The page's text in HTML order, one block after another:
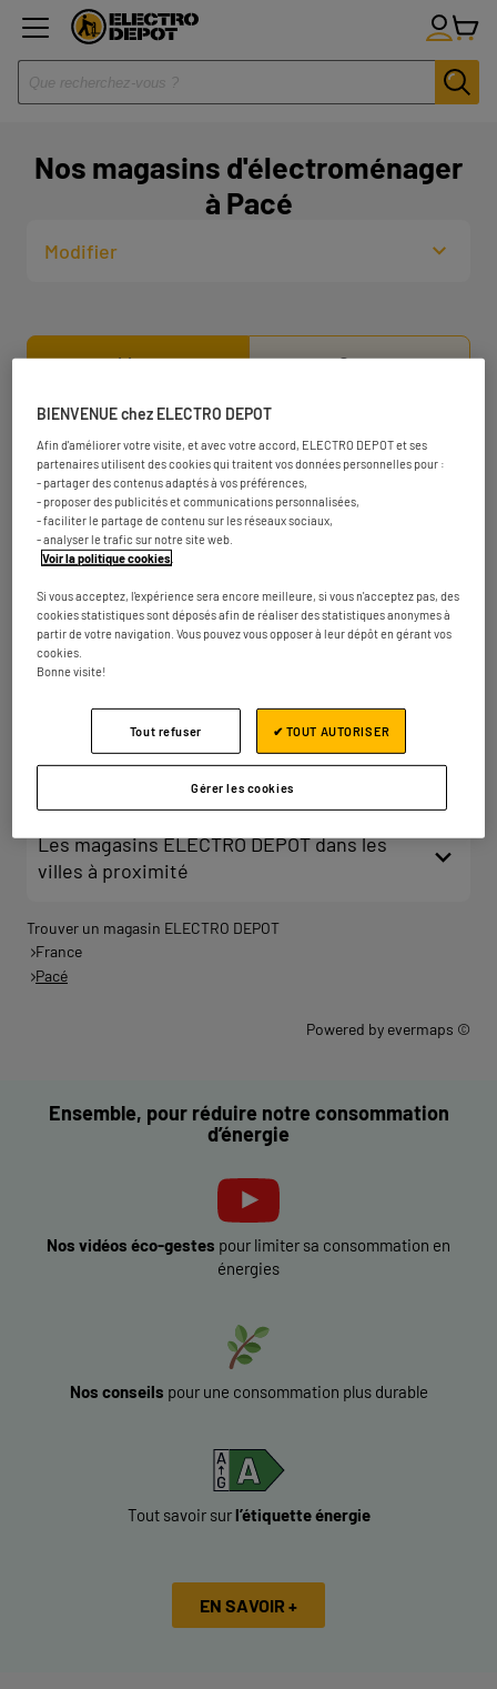
Nos magasins d'électroménager
à Pacé
Modifier
Liste Carte
1
6.7 km
ELECTRO DEPOT RENNES
ZAC de l'Auge de Pierre
35000 Rennes
Ouvert 09:30 - 19:30
Numéro
2 ELECTRO DEPOT DINARD
Numéro Plus d'infos
Les magasins ELECTRO DEPOT dans les
villes à proximité
Trouver un magasin ELECTRO DEPOT
France
Pacé
Powered by evermaps ©
Ensemble, pour réduire notre consommation
d’énergie
Nos vidéos éco-gestes pour limiter sa consommation en
énergies
Nos conseils pour une consommation plus durable
Tout savoir surl’étiquette énergie
EN SAVOIR +
BIENVENUE chez ELECTRO DEPOT
Afin d'améliorer votre visite, et avec votre accord, ELECTRO DEPOT et ses
partenaires utilisent des cookies qui traitent vos données personnelles pour :
- partager des contenus adaptés à vos préférences,
- proposer des publicités et communications personnalisées,
- faciliter le partage de contenu sur les réseaux sociaux,
- analyser le trafic sur notre site web.
Voir la politique cookies
Si vous acceptez, l'expérience sera encore meilleure, si vous n'acceptez pas, des
cookies statistiques sont déposés afin de réaliser des statistiques anonymes à
partir de votre navigation. Vous pouvez vous opposer à leur dépôt en gérant vos
cookies.
Bonne visite!
Gérer les cookies
Tout refuser ✔ TOUT AUTORISER